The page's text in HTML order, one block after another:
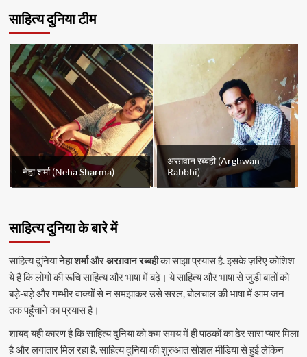
साहित्य दुनिया टीम
नेहा शर्मा (Neha Sharma)
अरग़वान रब्बही (Arghwan
Rabbhi)
साहित्य दुनिया के बारे में
साहित्य दुनियानेहा शर्माऔरअरग़वान रब्बहीका साझा प्रयास है. इसके ज़रिए कोशिश
ये है कि लोगों की रूचि साहित्य और भाषा में बढ़े। ये साहित्य और भाषा से जुड़ी बातों को
बड़े-बड़े और गम्भीर वाक्यों से न समझाकर उसे सरल, बोलचाल की भाषा में आम जन
तक पहुँचाने का प्रयास है।
शायद यही कारण है कि साहित्य दुनिया को कम समय में ही पाठकों का ढेर सारा प्यार मिला
है और लगातार मिल रहा है. साहित्य दुनिया की शुरुआत सोशल मीडिया से हुई लेकिन